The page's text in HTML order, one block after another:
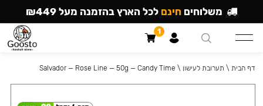
דף הבית \ תערובת לעישון \
Salvador — Rose Line — 50g — Candy Time
משלוחים חינם לכל הארץ בהזמנה מעל ₪449
1